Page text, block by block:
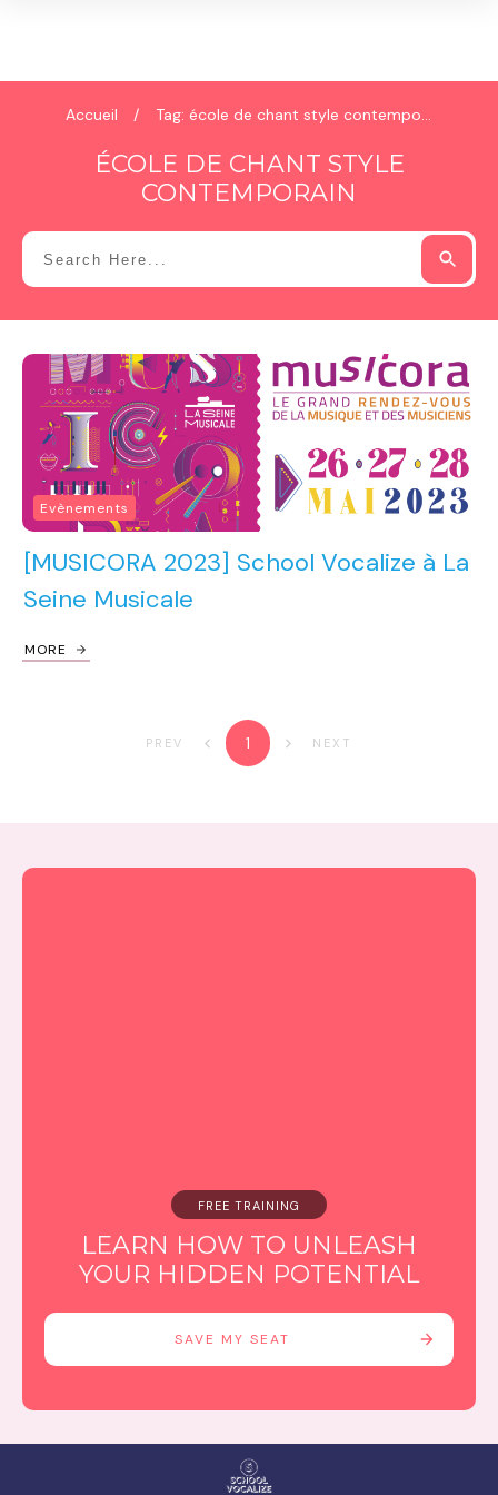
Accueil / Tag: école de chant style contemporain
ÉCOLE DE CHANT STYLE
CONTEMPORAIN
Evènements
[MUSICORA 2023] School Vocalize à La
Seine Musicale
MORE
PREV 1 NEXT
FREE TRAINING
LEARN HOW TO UNLEASH
YOUR HIDDEN POTENTIAL
SAVE MY SEAT